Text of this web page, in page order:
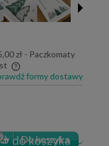
zł - Paczkomaty
płatności
formy dostawy